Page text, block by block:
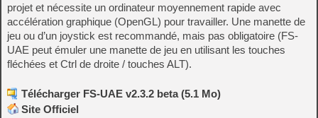
projet et nécessite un ordinateur moyennement rapide avec
accélération graphique (OpenGL) pour travailler. Une manette de
jeu ou d’un joystick est recommandé, mais pas obligatoire (FS-
UAE peut émuler une manette de jeu en utilisant les touches
fléchées et Ctrl de droite / touches ALT).
Télécharger FS-UAE v2.3.2 beta (5.1 Mo)
Site Officiel